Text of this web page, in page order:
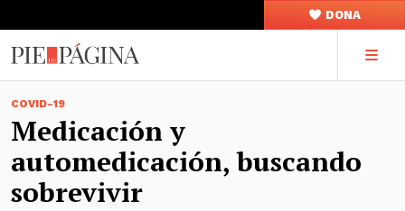
DONA
COVID-19
Medicación y
automedicación, buscando
sobrevivir